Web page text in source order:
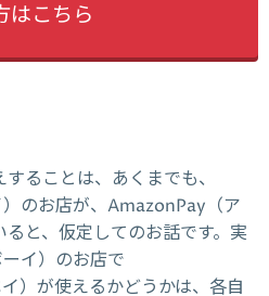
はこちら
ることは、あくまでも、
のお店が、AmazonPay（ア
と、仮定してのお話です。実
イ）のお店で
）が使えるかどうかは、各自